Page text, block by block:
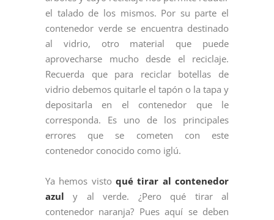
el talado de los mismos. Por su parte el
contenedor verde se encuentra destinado
al vidrio, otro material que puede
aprovecharse mucho desde el reciclaje.
Recuerda que para reciclar botellas de
vidrio debemos quitarle el tapón o la tapa y
depositarla en el contenedor que le
corresponda. Es uno de los principales
errores que se cometen con este
contenedor conocido como iglú.
Ya hemos visto qué tirar al contenedor
azul y al verde. ¿Pero qué tirar al
contenedor naranja? Pues aquí se deben